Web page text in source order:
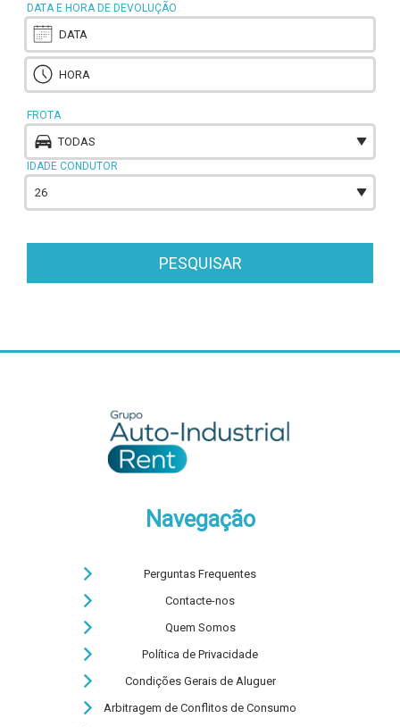
DATA E HORA DE DEVOLUÇÃO
FROTA
TODAS
IDADE CONDUTOR
26
PESQUISAR
Navegação
Perguntas Frequentes
Contacte-nos
Quem Somos
Política de Privacidade
Condições Gerais de Aluguer
Arbitragem de Conflitos de Consumo